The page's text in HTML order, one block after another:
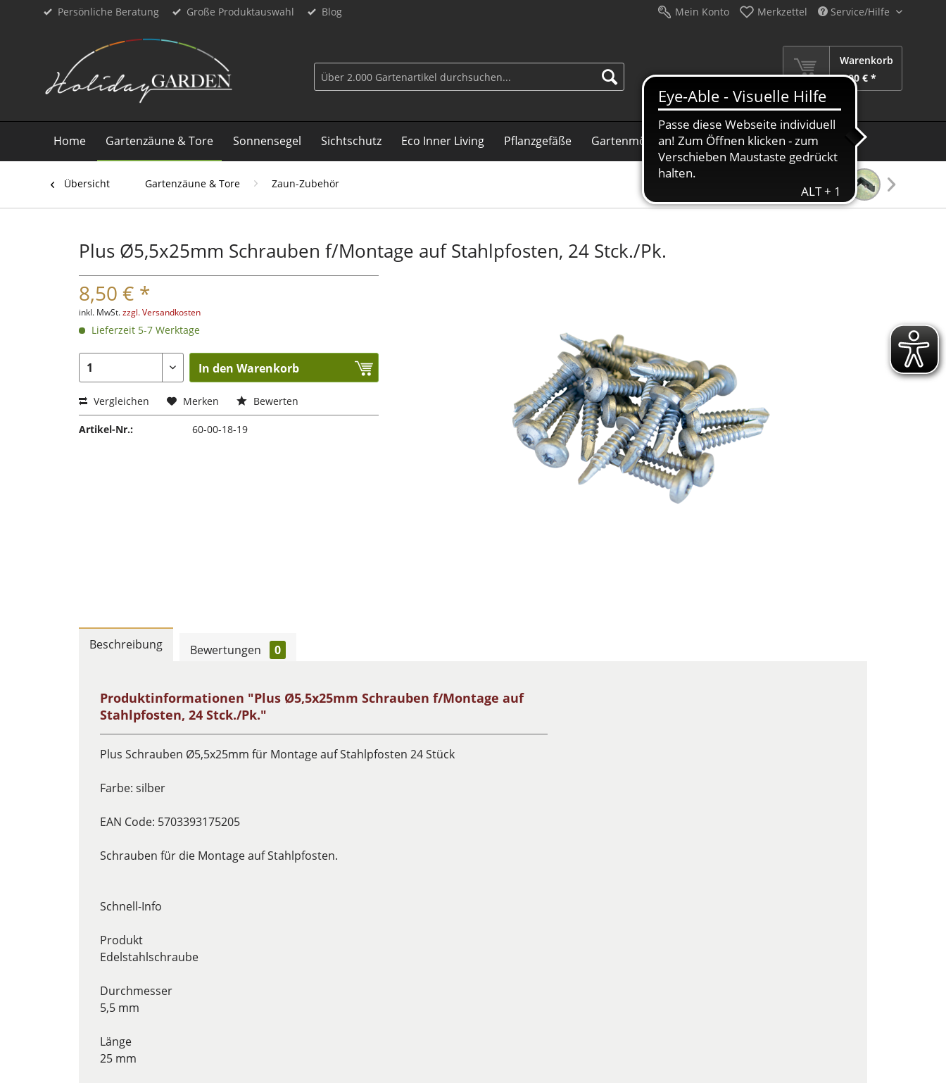
Persönliche Beratung Große Produktauswahl Blog Mein Konto Merkzettel Service/Hilfe
Warenkorb
0,00 € *
Home Gartenzäune & Tore Sonnensegel Sichtschutz Eco Inner Living Pflanzgefäße Gartenmöbel Schirme Dekoration Sale %
Übersicht Gartenzäune & Tore Zaun-Zubehör
Plus Ø5,5x25mm Schrauben f/Montage auf Stahlpfosten, 24 Stck./Pk.
8,50 € *
inkl. MwSt.zzgl. Versandkosten
Lieferzeit 5-7 Werktage
In den Warenkorb
Vergleichen Merken Bewerten
Artikel-Nr.: 60-00-18-19
Beschreibung Bewertungen 0
Produktinformationen "Plus Ø5,5x25mm Schrauben f/Montage auf
Stahlpfosten, 24 Stck./Pk."
Plus Schrauben Ø5,5x25mm für Montage auf Stahlpfosten 24 Stück
Farbe: silber
EAN Code: 5703393175205
Schrauben für die Montage auf Stahlpfosten.
Schnell-Info
Produkt
Edelstahlschraube
Durchmesser
5,5 mm
Länge
25 mm